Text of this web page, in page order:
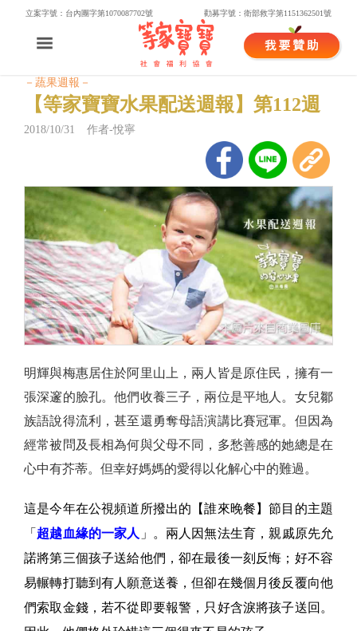
立案字號：台內團字第1070087702號 勸募字號：衛部救字第1151362501號
－蔬果週報－
【等家寶寶水果配送週報】第112週
2018/10/31 作者-悅寧
明輝與梅惠居住於阿里山上，兩人皆是原住民，擁有一
張深邃的臉孔。他們收養三子，兩位是平地人。女兒鄒
族語說得流利，甚至還勇奪母語演講比賽冠軍。但因為
經常被問及長相為何與父母不同，多愁善感的她總是在
心中有芥蒂。但幸好媽媽的愛得以化解心中的難過。
這是今年在公視頻道所撥出的【誰來晚餐】節目的主題
「 超越血緣的一家人 」。兩人因無法生育，親戚原先允
諾將第三個孩子送給他們，卻在最後一刻反悔；好不容
易輾轉打聽到有人願意送養，但卻在幾個月後反覆向他
們索取金錢，若不從即要報警，只好含淚將孩子送回。